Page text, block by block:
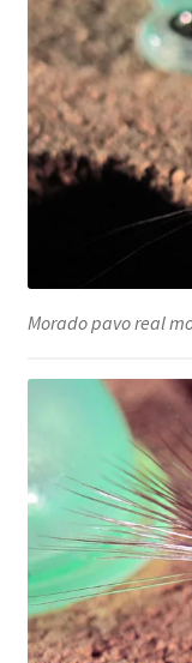
Morado pavo real